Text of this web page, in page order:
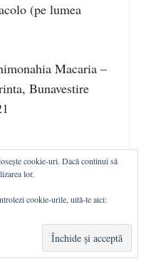
(pe lumea
Macaria –
Bunavestire
cookie-uri. Dacă continui să
lor.
cookie-urile, uită-te aici: